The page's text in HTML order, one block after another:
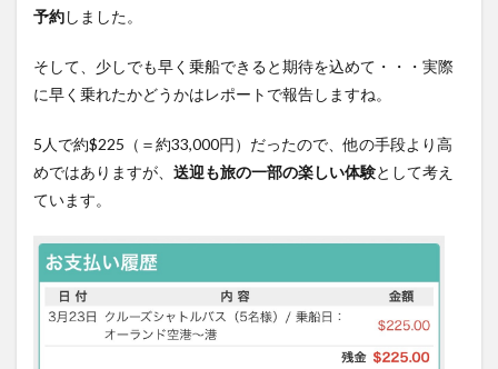
予約しました。
そして、少しでも早く乗船できると期待を込めて・・・実際
に早く乗れたかどうかはレポートで報告しますね。
5人で約$225（＝約33,000円）だったので、他の手段より高
めではありますが、 送迎も旅の一部の楽しい体験として考え
ています。